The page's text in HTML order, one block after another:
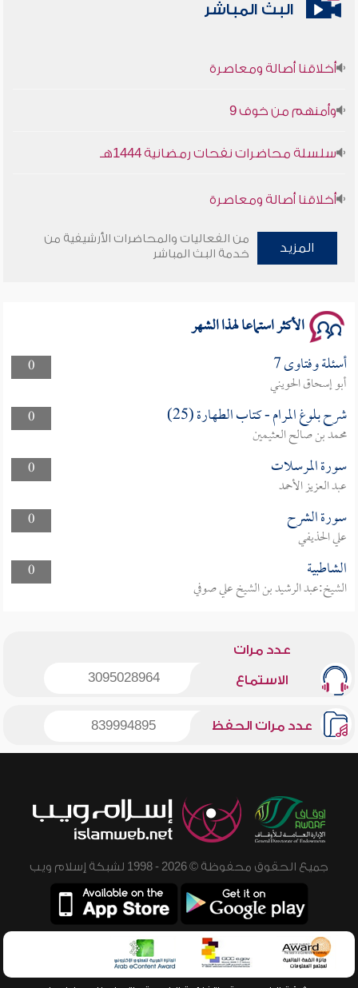
البث المباشر
أخلاقنا أصالة ومعاصرة
وأمنهم من خوف 9
أخلاقنا أصالة ومعاصرة
وأمنهم من خوف 9
المزيد
من الفعاليات والمحاضرات الأرشيفية من
خدمة البث المباشر
الأكثر استماعا لهذا الشهر
0 أسئلة وفتاوى 7
أبو إسحاق الحويني
0
شرح بلوغ المرام - كتاب الطهارة (25)
محمد بن صالح العثيمين
0
سورة المرسلات
عبد العزيز الأحمد
0
سورة الشرح
علي الحذيفي
0
الشاطبية
الشيخ:عبد الرشيد بن الشيخ علي صوفي
عدد مرات
الاستماع 3095028964
عدد مرات الحفظ 839994895
جميع الحقوق محفوظة © 2026 - 1998 لشبكة إسلام ويب